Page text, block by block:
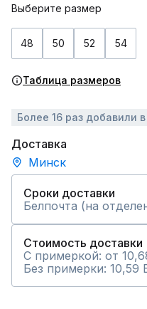
Выберите размер
48 50 52 54
Таблица размеров
Более 16 раз добавили
Доставка
Минск
Сроки доставки
Белпочта (на
Стоимость доставки
С примеркой: от
Без примерки: 10,59